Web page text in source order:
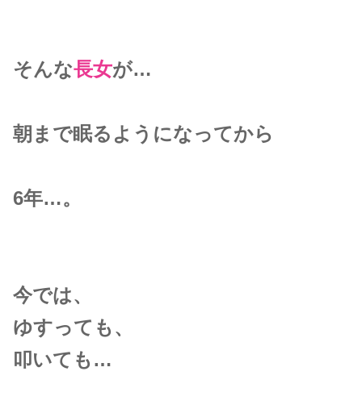
そんな長女が…
朝まで眠るようになってから
6年…。
今では、
ゆすっても、
叩いても…